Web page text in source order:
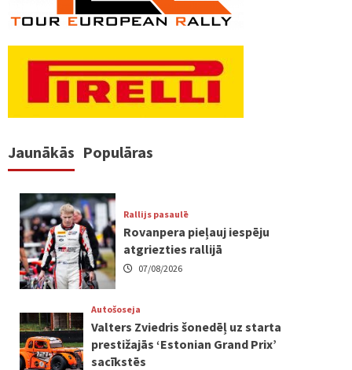
Jaunākās Populāras
Rallijs pasaulē
Rovanpera pieļauj iespēju
atgriezties rallijā
07/08/2026
Autošoseja
Valters Zviedris šonedēļ uz starta
prestižajās ‘Estonian Grand Prix’
sacīkstēs